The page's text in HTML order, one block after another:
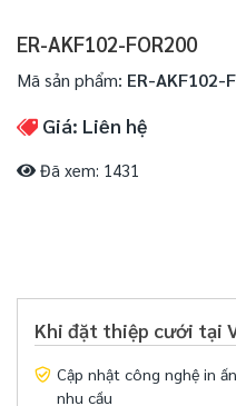
ER-AKF102-FOR200
Mã sản phẩm: ER-AKF102-
Giá: Liên hệ
Đã xem: 1431
Khi đặt thiệp cưới tại
Cập nhật công nghệ in
nhu cầu